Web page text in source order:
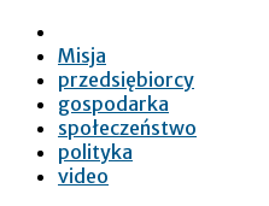
Misja
przedsiębiorcy
gospodarka
społeczeństwo
polityka
video